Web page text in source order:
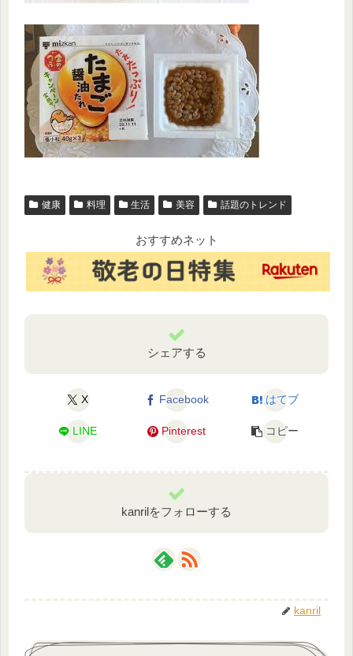
健康 料理 生活 美容 話題のトレンド
おすすめネット
シェアする
X Facebook はてブ
LINE Pinterest コピー
kanrilをフォローする
kanril